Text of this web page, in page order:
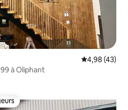
Note
4,98 (43)
à Oliphant
parmi les plus aimés